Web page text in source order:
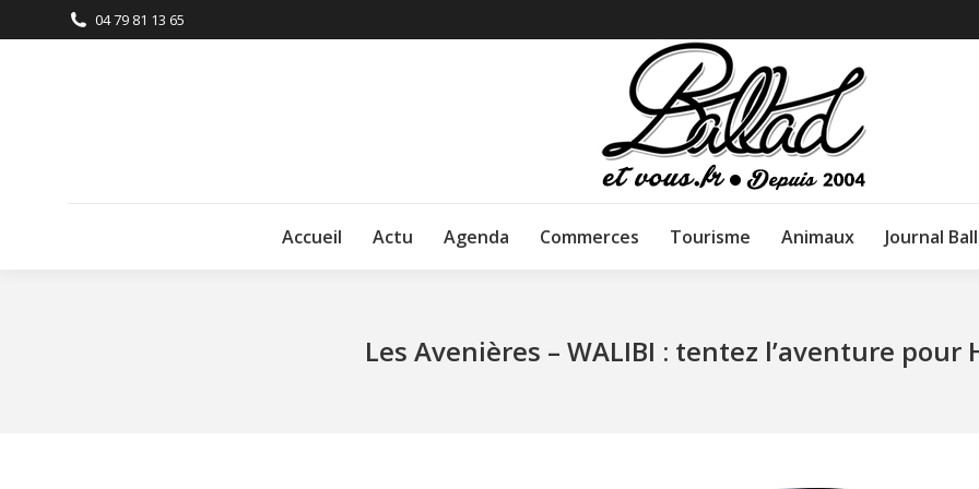
04 79 81 13 65
Accueil Actu Agenda Commerces Tourisme Animaux Journal
Les Avenières – WALIBI : tentez l’aventure pour